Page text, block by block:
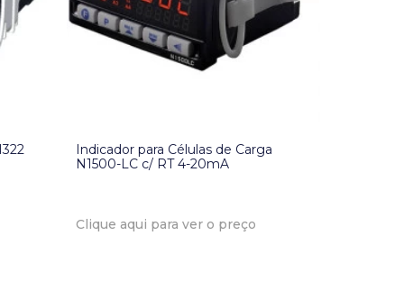
Indicador para Células de Carga
N1500-LC c/ RT 4-20mA
Clique aqui para ver o preço